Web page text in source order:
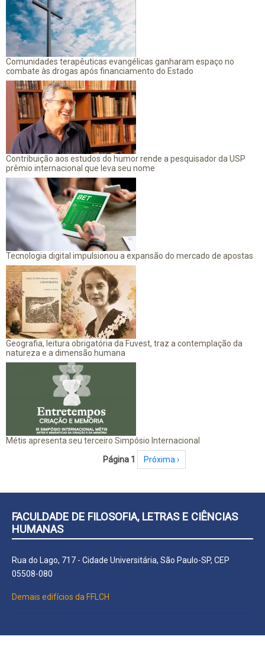
Comunidades terapêuticas evangélicas ganharam espaço no
combate às drogas após financiamento do Estado
Contribuição aos estudos do humor rende a pesquisador da USP
prêmio internacional que leva seu nome
Tecnologia digital impulsionou a expansão do mercado de apostas
Geografia, leitura obrigatória da Fuvest, traz a contemplação da
natureza e a dimensão humana
Métis apresenta seu terceiro Simpósio Internacional
Página 1 Próxima página
Próxima ›
FACULDADE DE FILOSOFIA, LETRAS E CIÊNCIAS
HUMANAS
Rua do Lago, 717 - Cidade Universitária, São Paulo-SP, CEP
05508-080
Demais edifícios da FFLCH